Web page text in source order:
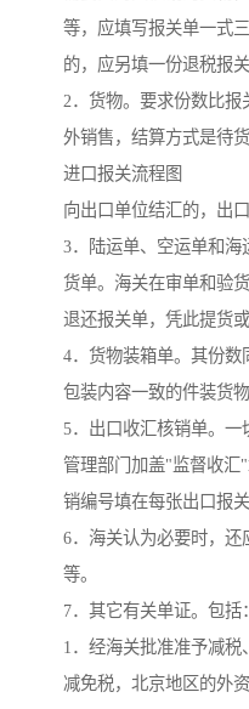
等，应填写报关单一式
的，应另填一份退税报关
2．货物。要求份数比报
外销售，结算方式是待
进口报关流程图
向出口单位结汇的，出
3．陆运单、空运单和
货单。海关在审单和验
退还报关单，凭此提货或
4．货物装箱单。其份数
包装内容一致的件装货物
5．出口收汇核销单。一
管理部门加盖"监督收汇
销编号填在每张出口报
6．海关认为必要时，
等。
7．其它有关单证。包括：
1．经海关批准准予减
减免税，北京地区的外